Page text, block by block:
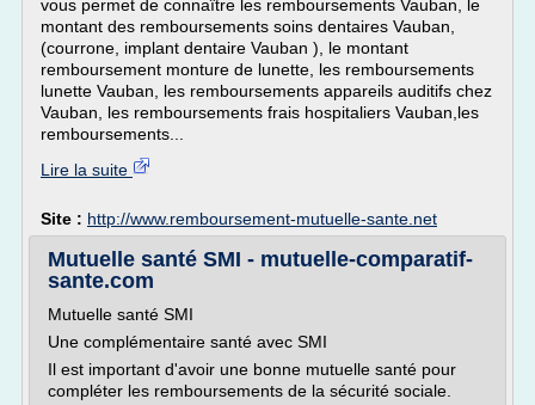
vous permet de connaître les remboursements Vauban, le
montant des remboursements soins dentaires Vauban,
(courrone, implant dentaire Vauban ), le montant
remboursement monture de lunette, les remboursements
lunette Vauban, les remboursements appareils auditifs chez
Vauban, les remboursements frais hospitaliers Vauban,les
remboursements...
Lire la suite
Site : http://www.remboursement-mutuelle-sante.net
Mutuelle santé SMI - mutuelle-comparatif-
sante.com
Mutuelle santé SMI
Une complémentaire santé avec SMI
Il est important d'avoir une bonne mutuelle santé pour
compléter les remboursements de la sécurité sociale.